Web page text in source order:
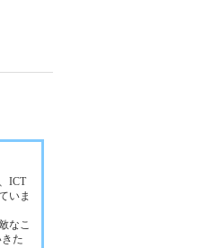
ICT
いま
なこ
た